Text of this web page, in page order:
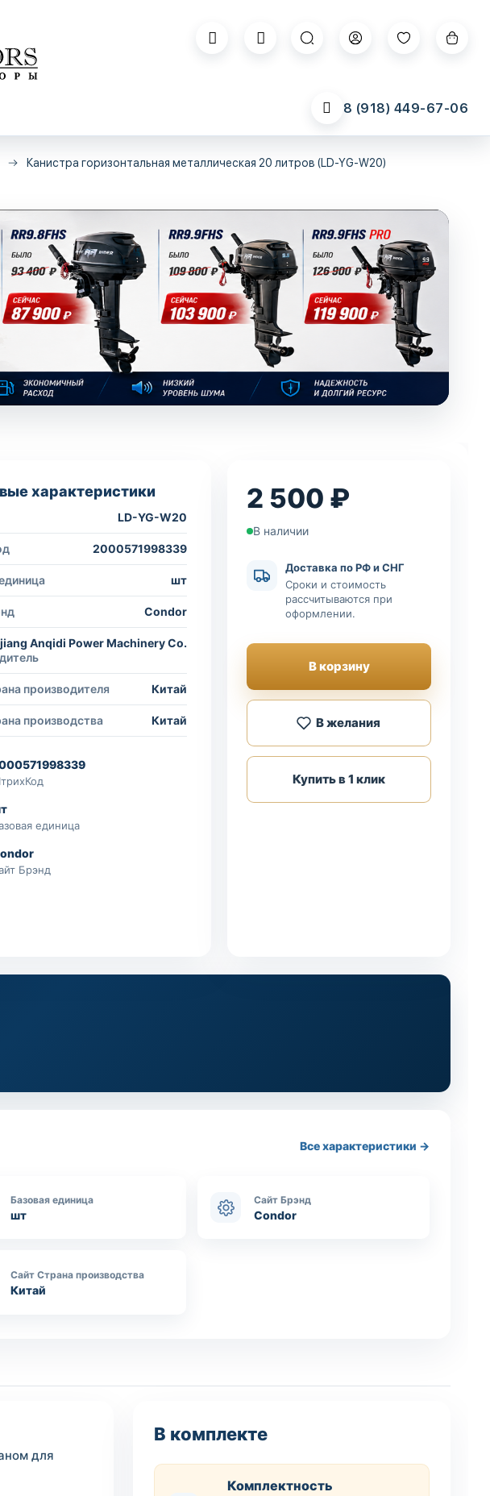
8 (918) 449-67-06
Канистра горизонтальная металлическая 20 литров (LD-YG-W20)
характеристики
LD-YG-W20
2000571998339
шт
Condor
Anqidi Power Machinery Co.
производителя Китай
производства Китай
единица
Брэнд
2 500 ₽
В наличии
Доставка по РФ и СНГ
Сроки и стоимость
рассчитываются при
оформлении.
В корзину
В желания
Купить в 1 клик
Все характеристики →
Базовая единица
шт
Сайт Брэнд
Condor
Сайт Страна производства
Китай
для
В комплекте
Комплектность